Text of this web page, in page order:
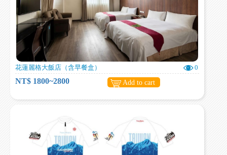
花蓮麗格大飯店（含早餐盒） 0
NT$ 1800~2800 Add to cart